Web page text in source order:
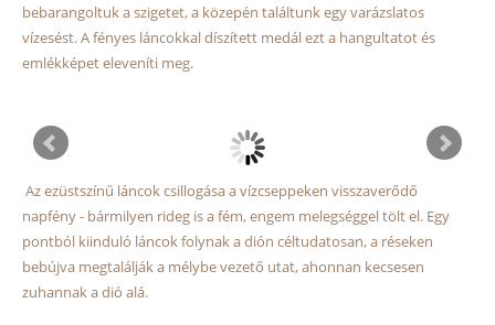
bebarangoltuk a szigetet, a közepén találtunk egy varázslatos
vízesést. A fényes láncokkal díszített medál ezt a hangultatot és
emlékképet eleveníti meg.
Az ezüstszínű láncok csillogása a vízcseppeken visszaverődő
napfény - bármilyen rideg is a fém, engem melegséggel tölt el. Egy
pontból kiinduló láncok folynak a dión céltudatosan, a réseken
bebújva megtalálják a mélybe vezető utat, ahonnan kecsesen
zuhannak a dió alá.